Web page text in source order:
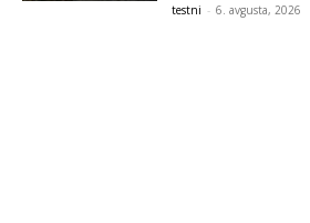
testni - 6. avgusta, 2026